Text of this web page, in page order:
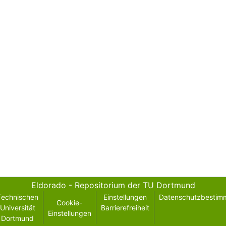
Eldorado - Repositorium der TU Dortmund
Universität
Dortmund
Cookie-
Einstellungen
Einstellungen
Barrierefreiheit